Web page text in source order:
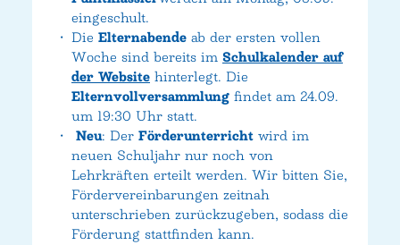
eingeschult.
Die Elternabende ab der ersten vollen
Woche sind bereits im Schulkalender auf
der Website hinterlegt. Die
Elternvollversammlung findet am 24.09.
um 19:30 Uhr statt.
Neu: Der Förderunterricht wird im
neuen Schuljahr nur noch von
Lehrkräften erteilt werden. Wir bitten Sie,
Fördervereinbarungen zeitnah
unterschrieben zurückzugeben, sodass die
Förderung stattfinden kann.